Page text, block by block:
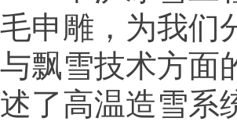
毛申雕，为我们
与飘雪技术方面
述了高温造雪系